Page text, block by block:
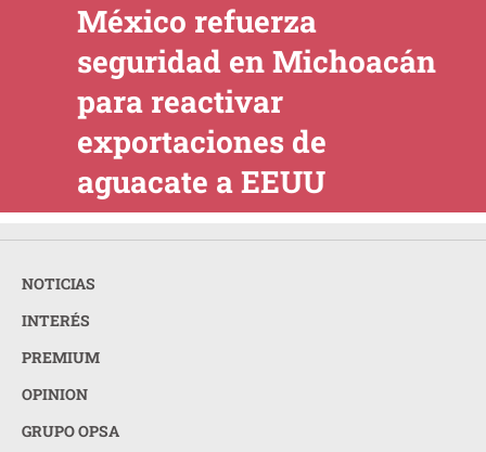
México refuerza
seguridad en Michoacán
para reactivar
exportaciones de
aguacate a EEUU
NOTICIAS
INTERÉS
PREMIUM
OPINION
GRUPO OPSA